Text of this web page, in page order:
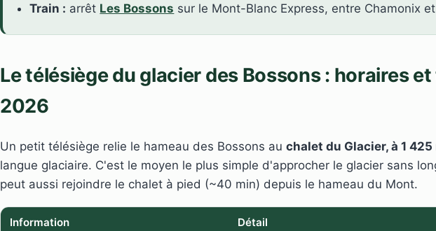
Train : arrêt Les Bossons sur le Mont-Blanc Express, entre Chamonix
Le télésiège du glacier des Bossons : horaires
2026
Un petit télésiège relie le hameau des Bossons au chalet du Glacier, à 1 425
langue glaciaire. C'est le moyen le plus simple d'approcher le glacier sans
peut aussi rejoindre le chalet à pied (~40 min) depuis le hameau du Mont.
Information Détail